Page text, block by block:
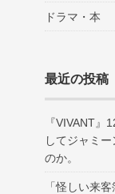
ドラマ・本
最近の投稿
『VIVANT
してジャミ
のか。
「怪しい来